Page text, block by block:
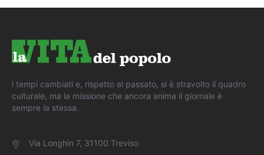
i tempi cambiati e, rispetto al passato, si è stravolto il quadro
culturale, ma la missione che ancora anima il giornale è
sempre la stessa.
Via Longhin 7, 31100 Treviso